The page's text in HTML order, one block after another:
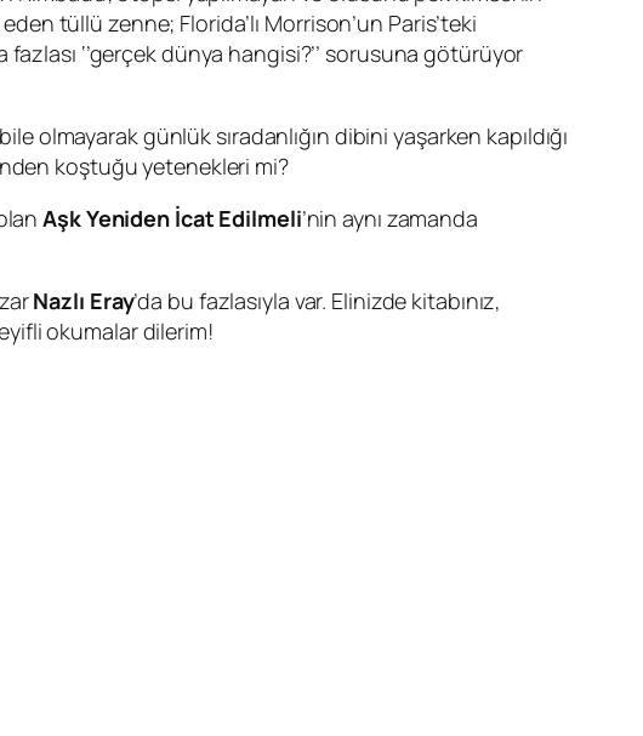
tüllü zenne; Florida’lı Morrison’un Paris’teki
‘’gerçek dünya hangisi?’’ sorusuna götürüyor
günlük sıradanlığın dibini yaşarken kapıldığı
koştuğu yetenekleri mi?
Aşk Yeniden İcat Edilmeli’nin aynı zamanda
Nazlı Eray’da bu fazlasıyla var. Elinizde kitabınız,
okumalar dilerim!